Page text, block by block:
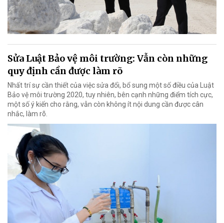
Sửa Luật Bảo vệ môi trường: Vẫn còn những
quy định cần được làm rõ
Nhất trí sự cần thiết của việc sửa đổi, bổ sung một số điều của Luật
Bảo vệ môi trường 2020, tuy nhiên, bên cạnh những điểm tích cực,
một số ý kiến cho rằng, vẫn còn không ít nội dung cần được cân
nhắc, làm rõ.